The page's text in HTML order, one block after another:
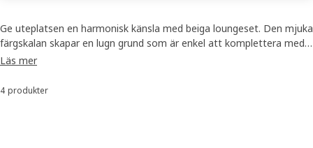
Ge uteplatsen en harmonisk känsla med beiga loungeset. Den mjuka
färgskalan skapar en lugn grund som är enkel att komplettera med
kuddar, plädar och bord – från balkong till trädgård.
Läs mer
Sortera och filtrera
4 produkter